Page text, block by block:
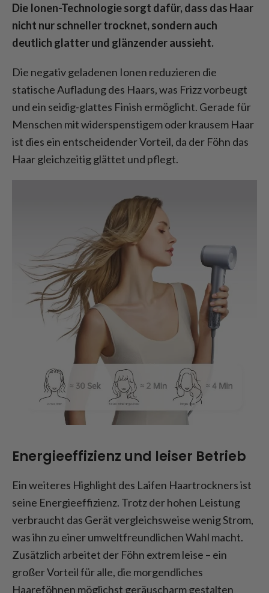
Die Ionen-Technologie sorgt dafür, dass das Haar
nicht nur schneller trocknet, sondern auch
deutlich glatter und glänzender aussieht.
Die negativ geladenen Ionen reduzieren die
statische Aufladung des Haars, was Frizz vorbeugt
und ein seidig-glattes Finish ermöglicht. Gerade für
Menschen mit widerspenstigem oder krausem Haar
ist dies ein entscheidender Vorteil, da der Föhn das
Haar gleichzeitig glättet und pflegt.
Energieeffizienz und leiser Betrieb
Ein weiteres Highlight des Laifen Haartrockners ist
seine Energieeffizienz. Trotz der hohen Leistung
verbraucht das Gerät vergleichsweise wenig Strom,
was ihn zu einer umweltfreundlichen Wahl macht.
Zusätzlich arbeitet der Föhn extrem leise – ein
großer Vorteil für alle, die morgendliches
Haareföhnen möglichst geräuscharm gestalten